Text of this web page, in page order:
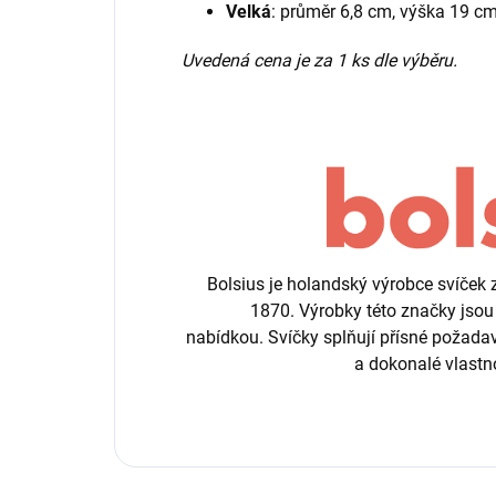
Velká: průměr 6,8 cm, výška 19
Uvedená cena je za 1 ks dle výběru.
Bolsius je holandský výrobce
1870. Výrobky této značky
nabídkou. Svíčky splňují přísné
a dokonalé